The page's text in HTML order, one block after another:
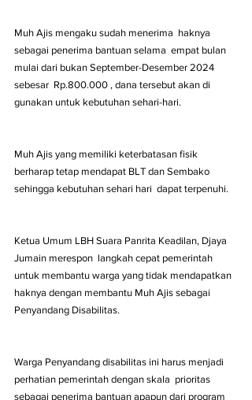
Muh Ajis mengaku sudah menerima  haknya
sebagai penerima bantuan selama  empat bulan
mulai dari bukan September-Desember 2024
sebesar  Rp.800.000 , dana tersebut akan di
gunakan untuk kebutuhan sehari-hari.
Muh Ajis yang memiliki keterbatasan fisik
berharap tetap mendapat BLT dan Sembako
sehingga kebutuhan sehari hari  dapat terpenuhi.
Ketua Umum LBH Suara Panrita Keadilan, Djaya
Jumain merespon  langkah cepat pemerintah
untuk membantu warga yang tidak mendapatkan
haknya dengan membantu Muh Ajis sebagai
Penyandang Disabilitas.
Warga Penyandang disabilitas ini harus menjadi
perhatian pemerintah dengan skala  prioritas
sebagai penerima bantuan apapun dari program